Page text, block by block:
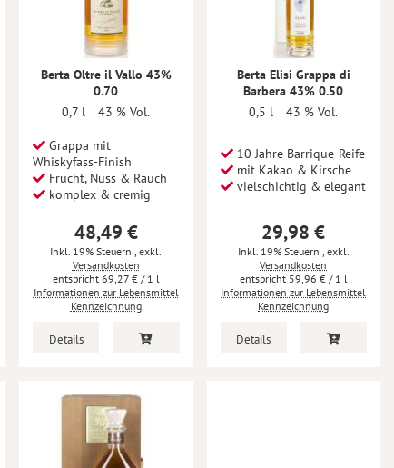
Berta Oltre il Vallo 43%
0.70
0,7 l
43 % Vol.
Grappa mit
Whiskyfass-Finish
Frucht, Nuss & Rauch
komplex & cremig
48,49 €
Inkl. 19% Steuern
exkl.
Versandkosten
69,27 € / 1 l
Informationen zur Lebensmittel
Kennzeichnung
Details
Berta Elisi Grappa di
Barbera 43% 0.50
0,5 l
43 % Vol.
10 Jahre Barrique-Reife
mit Kakao & Kirsche
vielschichtig & elegant
29,98 €
Inkl. 19% Steuern exkl.
Versandkosten
59,96 € / 1 l
Informationen zur Lebensmittel
Kennzeichnung
Details